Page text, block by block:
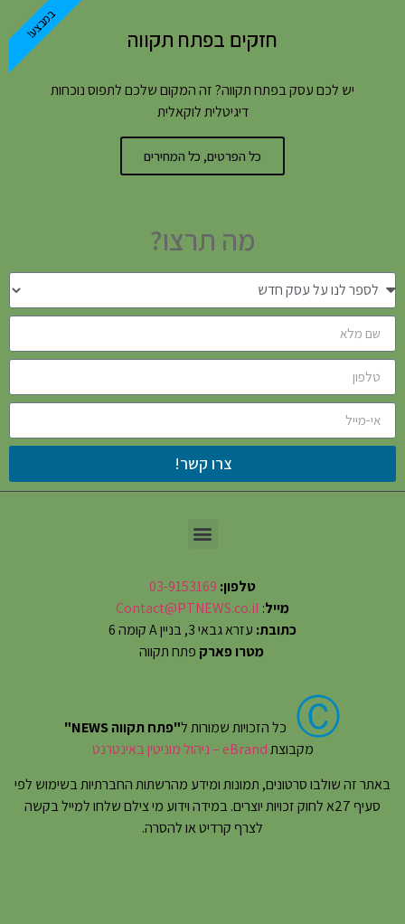
חזקים בפתח תקווה
יש לכם עסק בפתח תקווה? זה המקום שלכם לתפוס נוכחות
דיגיטלית לוקאלית
כל הפרטים, כל המחירים
במבצע!
מה תרצו?
צרו קשר!
טלפון: 03-9153169
מייל:
Contact@PTNEWS.co.il
כתובת: עזרא גבאי 3, בניין A קומה 6
מטרו פארק פתח תקווה
Ⓒ כל הזכויות שמורות ל"פתח תקווה NEWS"
מקבוצתeBrand – ניהול מוניטין באינטרנט
באתר זה שולבו סרטונים, תמונות ומידע מהרשתות החברתיות בשימוש לפי
סעיף 27א לחוק זכויות יוצרים. במידה וידוע מי צילם שלחו למייל בקשה
לצרף קרדיט או להסרה.